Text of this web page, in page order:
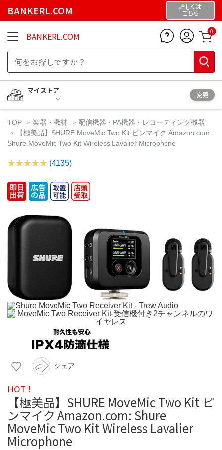
BANKERL.COM 詳しくは
こちら
BANKERL.COM 0
マイストア
変更
TOP 楽器・機材
配信機器・PA機器・レコーディング機器
【極美品】SHURE MoveMic Two Kit ピンマイク Amazon.com:
Shure MoveMic Two Kit Wireless Lavalier Microphone
(4135)
シェア
HOT !
【極美品】SHURE MoveMic Two Kit ピ
ンマイク Amazon.com: Shure
MoveMic Two Kit Wireless Lavalier
Microphone